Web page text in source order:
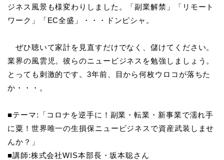
ジネス風景も様変わりしました。「副業解禁」「リモート
ワーク」「EC全盛」・・・ドンピシャ。
ぜひ聴いて家計を見直すだけでなく、儲けてください。
業界の風雲児。彼らのニュービジネスを勉強しましょう。
とっても刺激的です。3年前、目から何枚ウロコが落ちた
か・・・。
■テーマ:「コロナを逆手に！副業・転業・新事業で濡れ手
に粟！世界唯一の生損保ニュービジネスで資産武装しませ
んか？」
■講師:株式会社WIS本部長・坂本聡さん